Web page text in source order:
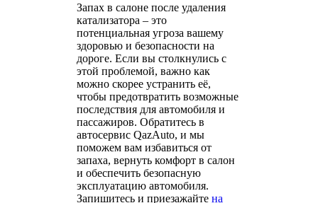
Запах в салоне после удаления
катализатора – это
потенциальная угроза вашему
здоровью и безопасности на
дороге. Если вы столкнулись с
этой проблемой, важно как
можно скорее устранить её,
чтобы предотвратить возможные
последствия для автомобиля и
пассажиров. Обратитесь в
автосервис QazAuto, и мы
поможем вам избавиться от
запаха, вернуть комфорт в салон
и обеспечить безопасную
эксплуатацию автомобиля.
Запишитесь и приезажайте на